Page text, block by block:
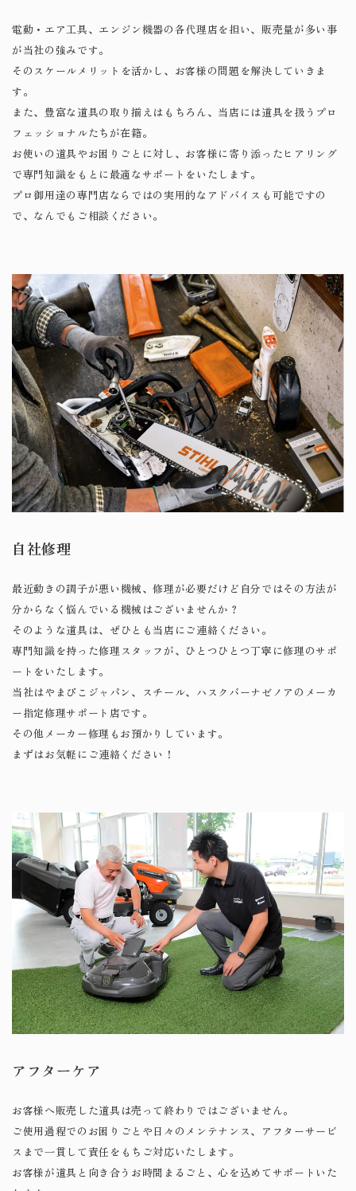
電動・エア工具、エンジン機器の各代理店を担い、販売量が多い事
が当社の強みです。
そのスケールメリットを活かし、お客様の問題を解決していきま
す。
また、豊富な道具の取り揃えはもちろん、当店には道具を扱うプロ
フェッショナルたちが在籍。
お使いの道具やお困りごとに対し、お客様に寄り添ったヒアリング
で専門知識をもとに最適なサポートをいたします。
​​​​​​​プロ御用達の専門店ならではの実用的なアドバイスも可能ですの
で、なんでもご相談ください。
自社修理
最近動きの調子が悪い機械、修理が必要だけど自分ではその方法が
分からなく悩んでいる機械はございませんか？
そのような道具は、ぜひとも当店にご連絡ください。
専門知識を持った修理スタッフが、ひとつひとつ丁寧に修理のサポ
ートをいたします。
当社はやまびこジャパン、スチール、ハスクバーナゼノアのメーカ
ー指定修理サポート店です。
​​​​​​​その他メーカー修理もお預かりしています。
まずはお気軽にご連絡ください！​​​​​​​
アフターケア
お客様へ販売した道具は売って終わりではございません。
ご使用過程でのお困りごとや日々のメンテナンス、アフターサービ
スまで一貫して責任をもちご対応いたします。
お客様が道具と向き合うお時間まるごと、心を込めてサポートいた